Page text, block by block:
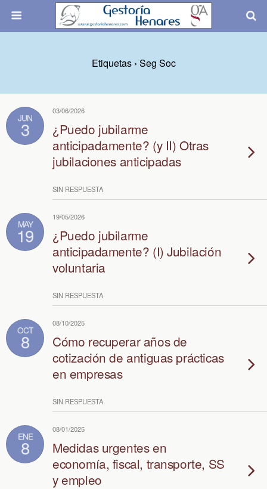
Etiquetas › Seg Soc
JUN
3
03/06/2026
¿Puedo jubilarme
anticipadamente? (y II) Otras
jubilaciones anticipadas
SIN RESPUESTA
MAY
19
19/05/2026
¿Puedo jubilarme
anticipadamente? (I) Jubilación
voluntaria
SIN RESPUESTA
OCT
8
08/10/2025
Cómo recuperar años de
cotización de antiguas prácticas
en empresas
SIN RESPUESTA
ENE
8
08/01/2025
Medidas urgentes en
economía, fiscal, transporte, SS
y empleo